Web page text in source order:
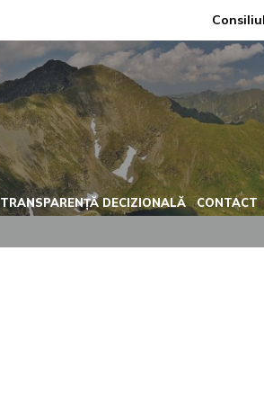
TRANSPARENȚĂ DECIZIONALĂ CONTACT